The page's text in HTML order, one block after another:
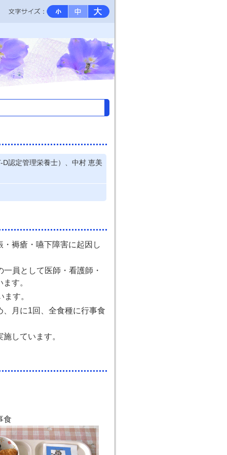
認定管理栄養士）、中村 恵美
褥瘡・嚥下障害に起因し
員として医師・看護師・
す。
す。
月に1回、全食種に行事食
しています。
食